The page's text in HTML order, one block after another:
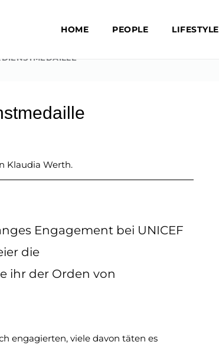
HOME PEOPLE LIFESTYLE
Klaudia Werth.
Engagement bei UNICEF
die
ihr der Orden von
engagierten, viele davon täten es